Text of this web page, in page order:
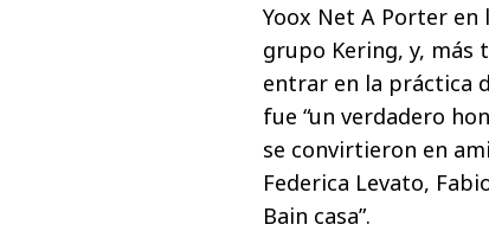
Yoox Net A Porter en
grupo Kering, y, más
entrar en la práctica
fue “un verdadero
se convirtieron en
Federica Levato,
Bain casa”.